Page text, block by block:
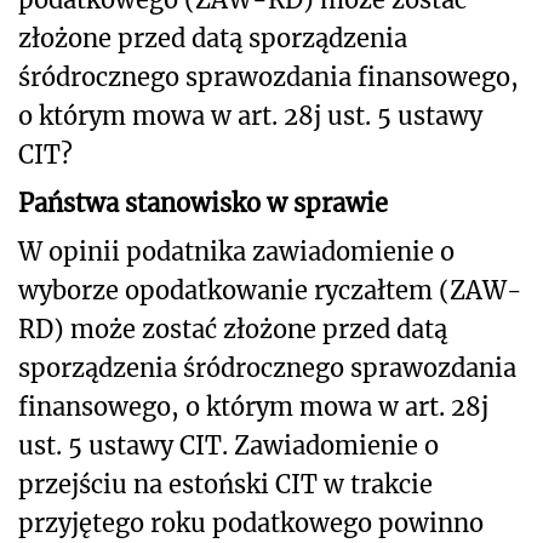
złożone przed datą sporządzenia
śródrocznego sprawozdania finansowego,
o którym mowa w art. 28j ust. 5 ustawy
CIT?
Państwa stanowisko w sprawie
W opinii podatnika zawiadomienie o
wyborze opodatkowanie ryczałtem (ZAW-
RD) może zostać złożone przed datą
sporządzenia śródrocznego sprawozdania
finansowego, o którym mowa w art. 28j
ust. 5 ustawy CIT. Zawiadomienie o
przejściu na estoński CIT w trakcie
przyjętego roku podatkowego powinno